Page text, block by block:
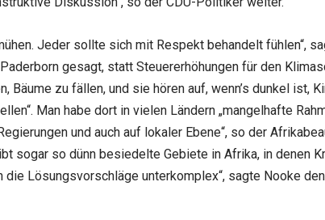
Jeder sollte sich mit Respekt behandelt fühlen“,
gesagt, statt Steuererhöhungen für den
Bäume zu fällen, und sie hören auf, wenn’s dunkel ist,
Man habe dort in vielen Ländern „mangelhafte
und auch auf lokaler Ebene“, so der
sogar so dünn besiedelte Gebiete in Afrika, in denen
Lösungsvorschläge unterkomplex“, sagte Nooke